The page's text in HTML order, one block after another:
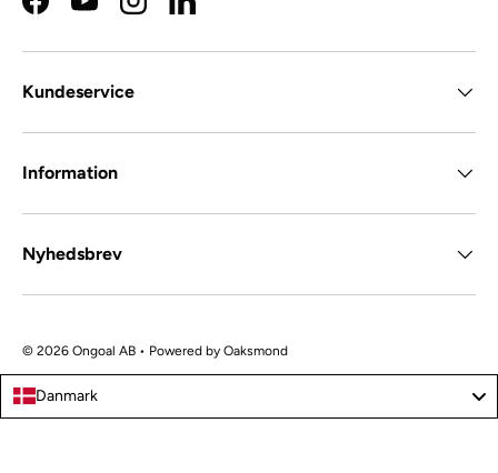
FacebookYouTubeInstagramLinkedIn
Kundeservice
Information
Nyhedsbrev
© 2026 Ongoal AB • Powered by Oaksmond
Danmark